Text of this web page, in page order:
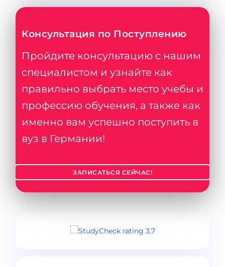
Консультация по Поступлению
Пройдите консультацию с нашим
специалистом и узнайте как
правильно выбрать место учебы и
профессию обучения, а также как
именно вам успешно поступить в
вуз в Германии!
ЗАПИСАТЬСЯ СЕЙЧАС!